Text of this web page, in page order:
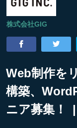
株式会社GIG
Web制作を
構築、
ニア募集！